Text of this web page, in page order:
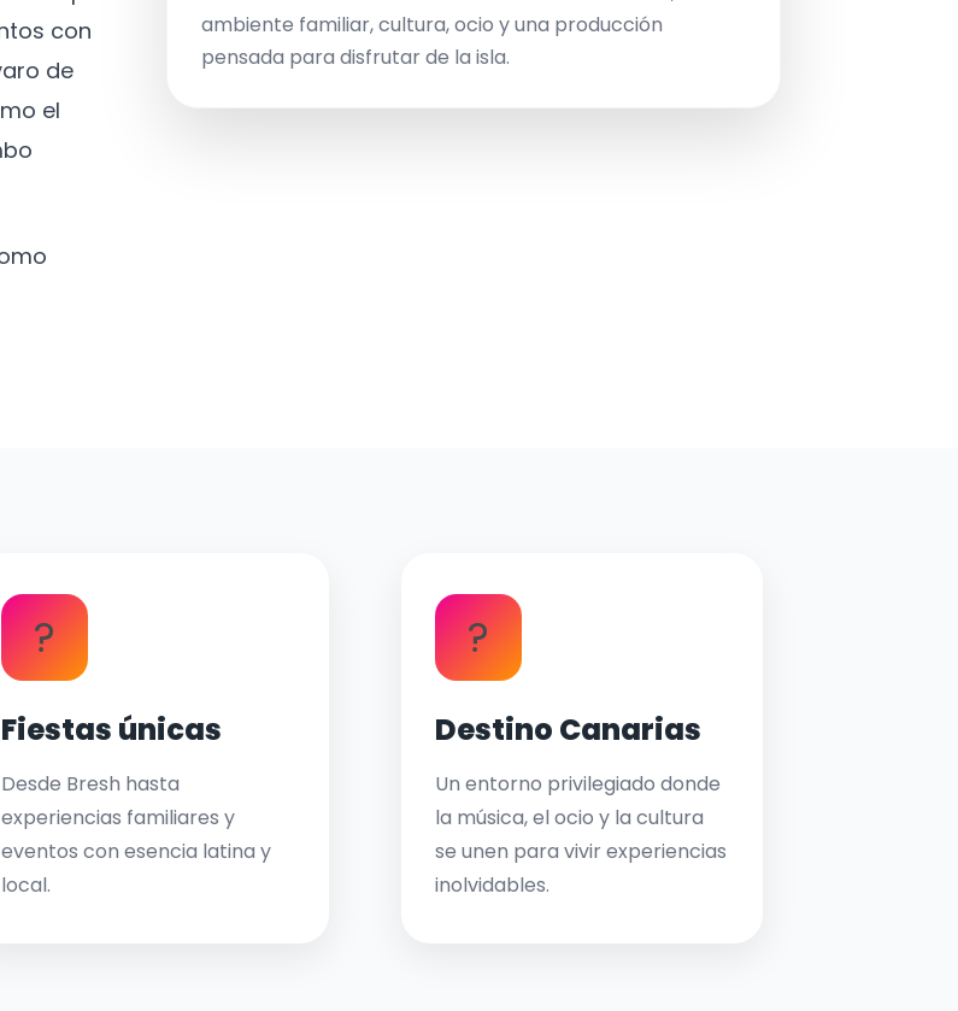
con
de
el
ambiente familiar, cultura, ocio y una producción
pensada para disfrutar de la isla.
?
Fiestas únicas
Desde Bresh hasta
experiencias familiares y
eventos con esencia latina y
local.
?
Destino Canarias
Un entorno privilegiado donde
la música, el ocio y la cultura
se unen para vivir experiencias
inolvidables.